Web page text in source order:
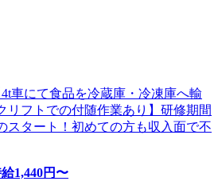
車にて食品を冷蔵庫・冷凍庫へ輸
フトでの付随作業あり】研修期間
タート！初めての方も収入面で不
給1,440円〜